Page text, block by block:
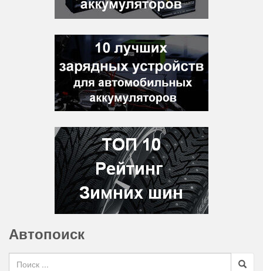
Автопоиск
Search for